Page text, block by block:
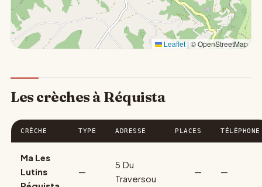
Leaflet | © OpenStreetMap
Les crèches à Réquista
CRÈCHE TYPE ADRESSE PLACES TÉLÉPHONE
Ma Les
Lutins
—
5 Du
Traversou
— —